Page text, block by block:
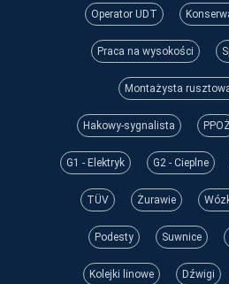
Operator UDT
Praca na wysokości
Montażysta
Hakowy-sygnalista PPOŻ
G1 - Elektryk G2 - Cieplne
TÜV Żurawie
Podesty Suwnice
Kolejki linowe Dźwigi